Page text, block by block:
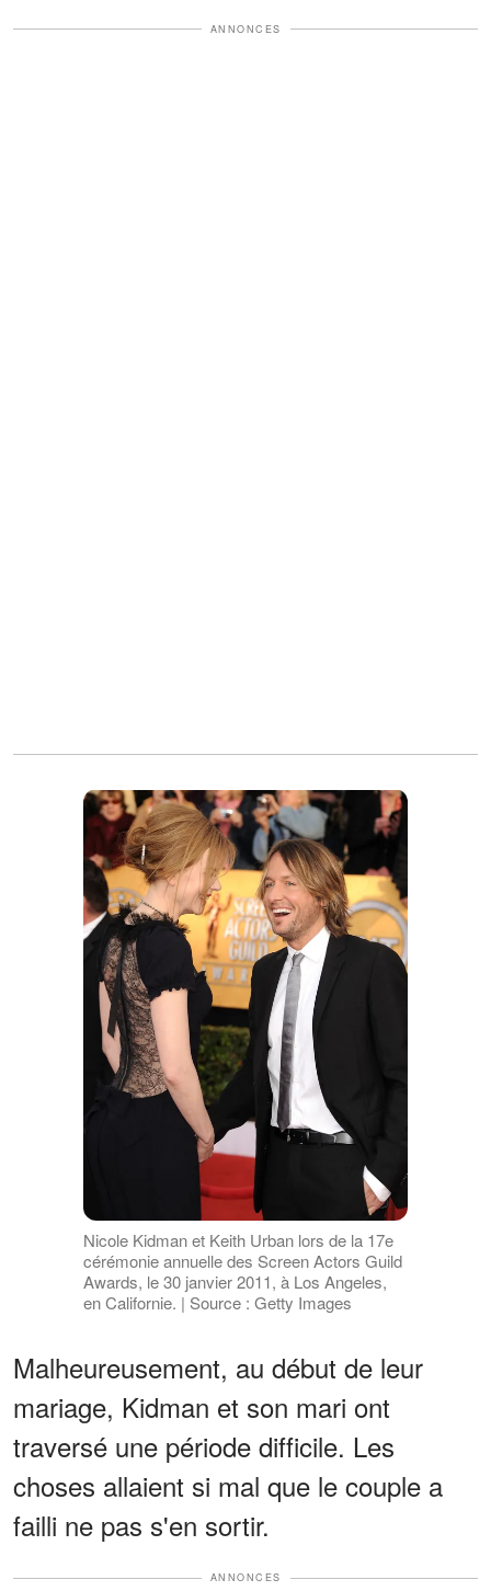
ANNONCES
Nicole Kidman et Keith Urban lors de la 17e
cérémonie annuelle des Screen Actors Guild
Awards, le 30 janvier 2011, à Los Angeles,
en Californie. | Source : Getty Images
Malheureusement, au début de leur
mariage, Kidman et son mari ont
traversé une période difficile. Les
choses allaient si mal que le couple a
failli ne pas s'en sortir.
ANNONCES